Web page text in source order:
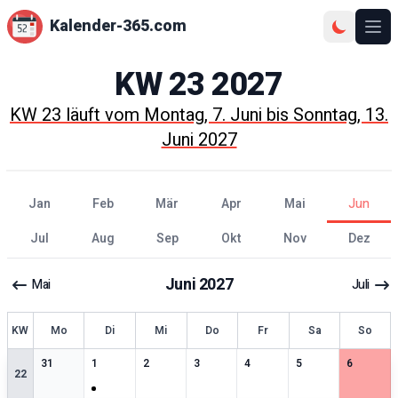
Kalender-365.com
KW232027
KW23läuft vomMontag, 7. JunibisSonntag, 13.
Juni 2027
Jan Feb Mär Apr Mai
Jun
Jul
Aug Sep Okt Nov Dez
Mai Juni2027 Juli
KW Mo Di Mi Do Fr Sa So
22
31
0særlige datoer
11 særlige datoer
2
0særlige datoer
3
0særlige datoer
4
0særlige datoer
5
0særlige datoer
6
0særlige